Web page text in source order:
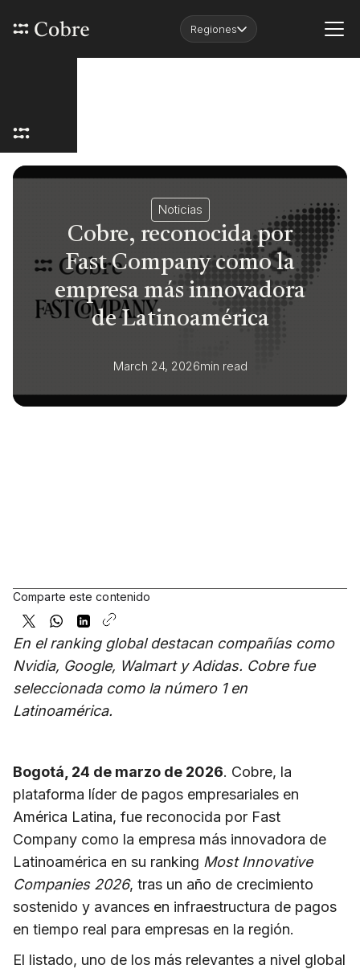
Regiones
Noticias
Cobre, reconocida por
Fast Company como la
empresa más innovadora
de Latinoamérica
March 24, 2026min read
Comparte este contenido
En el ranking global destacan compañías como
Nvidia, Google, Walmart y Adidas. Cobre fue
seleccionada como la número 1 en
Latinoamérica.
Bogotá, 24 de marzo de 2026. Cobre, la
plataforma líder de pagos empresariales en
América Latina, fue reconocida por Fast
Company como la empresa más innovadora de
Latinoamérica en su ranking Most Innovative
Companies 2026, tras un año de crecimiento
sostenido y avances en infraestructura de pagos
en tiempo real para empresas en la región.
El listado, uno de los más relevantes a nivel global